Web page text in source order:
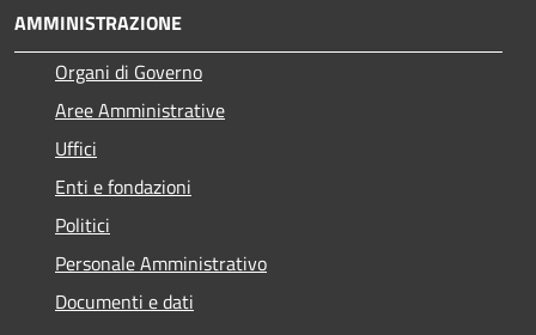
AMMINISTRAZIONE
Organi di Governo
Aree Amministrative
Uffici
Enti e fondazioni
Politici
Personale Amministrativo
Documenti e dati